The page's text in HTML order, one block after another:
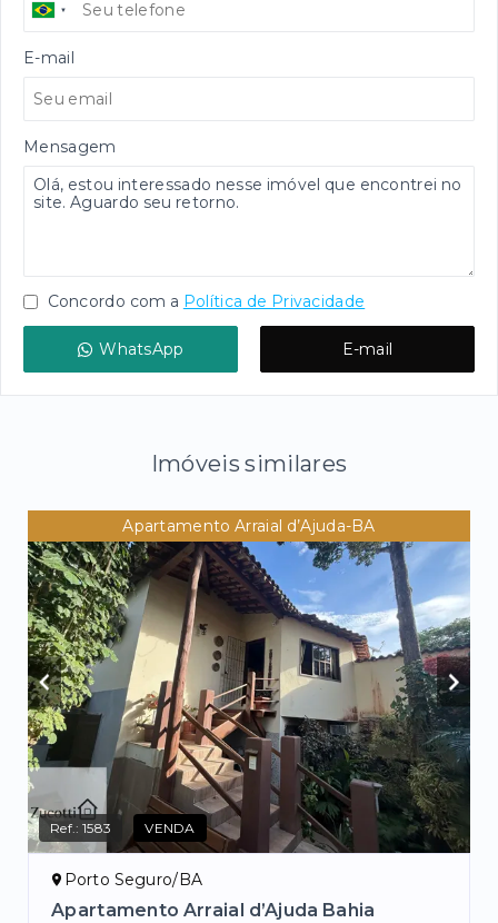
E-mail
Mensagem
Concordo com a Política de Privacidade
WhatsApp E-mail
Imóveis similares
Apartamento Arraial d’Ajuda-BA
Ref.:1583 VENDA
Porto Seguro/BA
Apartamento Arraial d’Ajuda Bahia